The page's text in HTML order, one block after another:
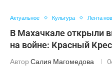
Актуальное Культура Лента
В Махачкале открыли
на войне: Красный
Автор Салия Магомедова